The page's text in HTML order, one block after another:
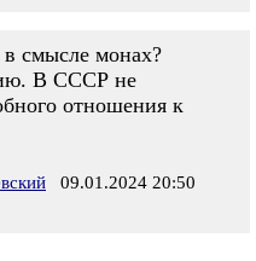
смысле монах?
В СССР не
отношения к
09.01.2024 20:50